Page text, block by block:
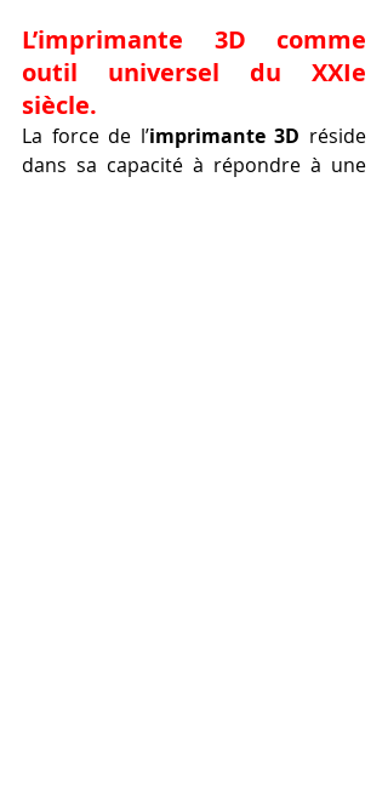
L’imprimante 3D comme
outil universel du XXIe
siècle.
La force de l’imprimante 3D réside
dans sa capacité à répondre à une